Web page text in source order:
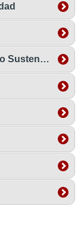
10 Sistemas Productivos y Desarrollo Sustentable